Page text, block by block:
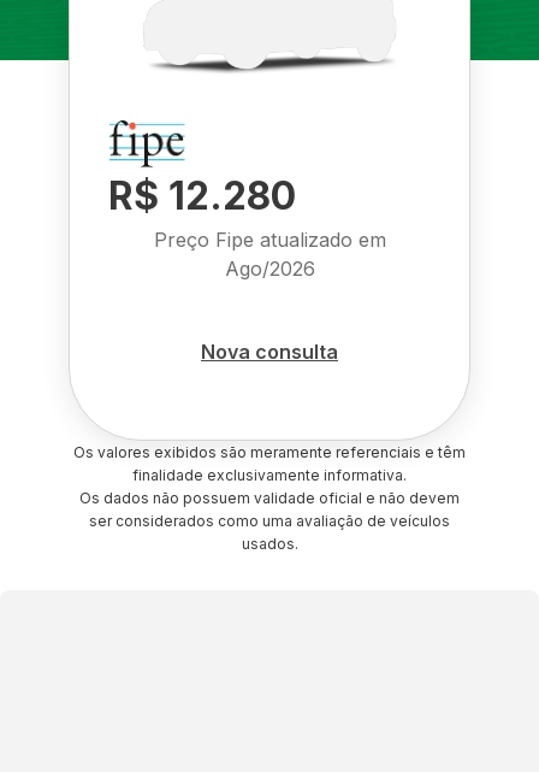
R$ 12.280
Preço Fipe atualizado em
Ago/2026
Nova consulta
Os valores exibidos são meramente referenciais e têm
finalidade exclusivamente informativa.
Os dados não possuem validade oficial e não devem
ser considerados como uma avaliação de veículos
usados.